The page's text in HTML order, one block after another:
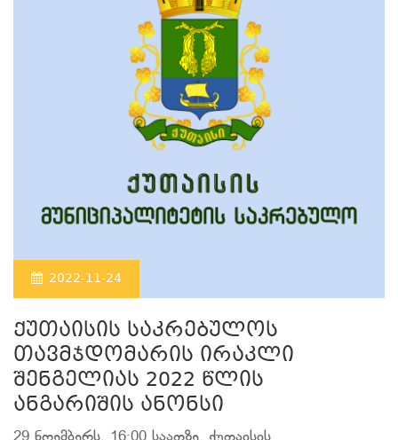
2022-11-24
ქუთაისის საკრებულოს
თავმჯდომარის ირაკლი
შენგელიას 2022 წლის
ანგარიშის ანონსი